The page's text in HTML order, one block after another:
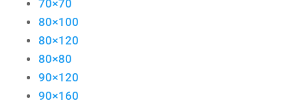
70×70
80×100
80×120
80×80
90×120
90×160